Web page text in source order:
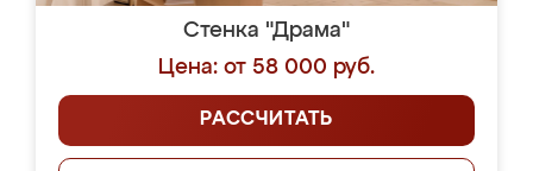
Стенка "Драма"
Цена: от 58 000 руб.
РАССЧИТАТЬ